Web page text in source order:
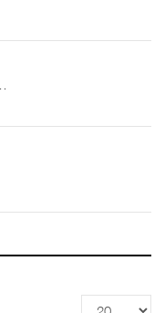
Cantidad